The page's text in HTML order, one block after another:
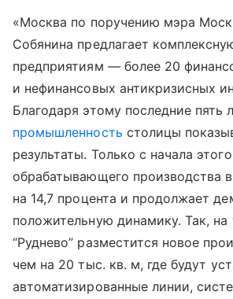
«Москва по поручению мэра
Собянина предлагает
предприятиям — более 20
и нефинансовых антикризисных
Благодаря этому последние пять
промышленность столицы
результаты. Только с начала
обрабатывающего производства
на 14,7 процента и продолжает
положительную динамику. Так, на
“Руднево” разместится новое
чем на 20 тыс. кв. м, где будут
автоматизированные линии,